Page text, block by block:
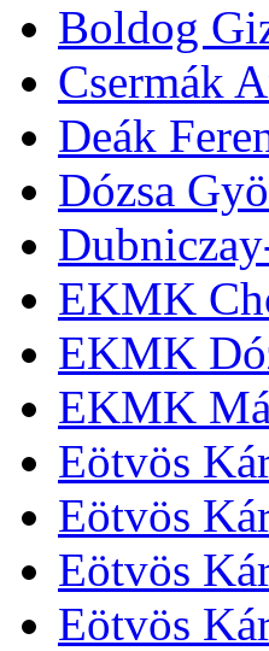
Boldog
Csermák
Deák
Dózsa
EKMK
EKMK
EKMK
Eötvös
Eötvös
Eötvös
Eötvös